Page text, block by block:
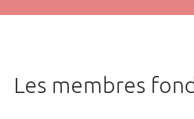
Les membres